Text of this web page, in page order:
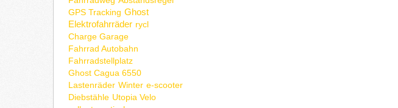
GPS Tracking Ghost
Elektrofahrräder rycl
Charge Garage
Fahrrad Autobahn
Fahrradstellplatz
Ghost Cagua 6550
Lastenräder Winter e-scooter
Diebstähle Utopia Velo